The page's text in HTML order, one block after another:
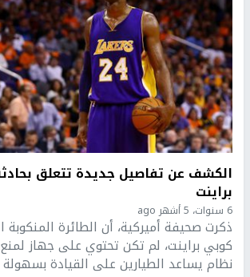
الكشف عن تفاصيل جديدة تتعلق
براينت
6 سنوات، 5 أشهر ago
ذكرت صحيفة أميركية، أن الطائرة
كوبي براينت، لم تكن تحتوي على جهاز
نظام يساعد الطيارين على القيادة بسهولة